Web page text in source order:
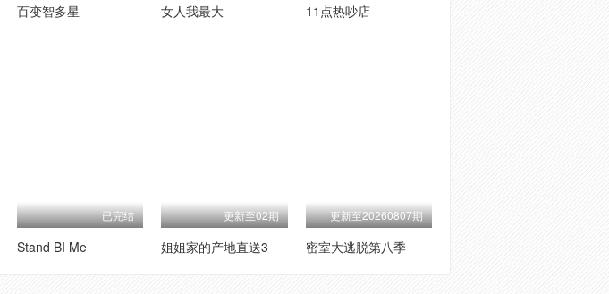
百变智多星 女人我最大 11点热吵店
已完结
Stand BI Me
更新至02期
姐姐家的产地直送3
更新至20260807期
密室大逃脱第八季